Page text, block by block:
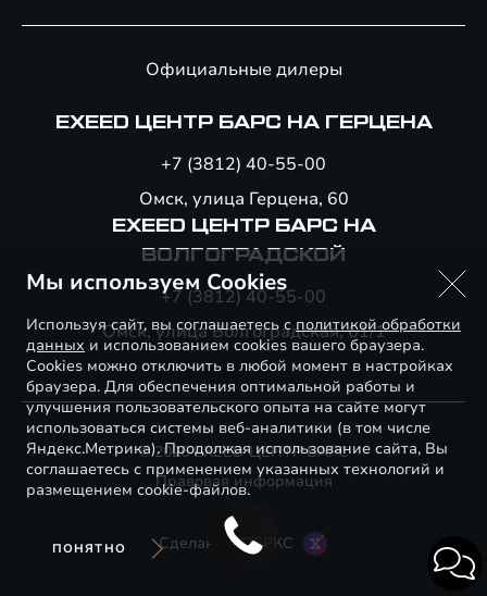
Официальные дилеры
EXEED ЦЕНТР БАРС НА ГЕРЦЕНА
+7 (3812) 40-55-00
Омск, улица Герцена, 60
EXEED ЦЕНТР БАРС НА
ВОЛГОГРАДСКОЙ
+7 (3812) 40-55-00
Омск, улица Волгоградская, 61/1
© 2026 EXEED ЦЕНТР БАРС
Правовая информация
Сделано в ПЕРКС
Мы используем Cookies
Используя сайт, вы соглашаетесь сполитикой обработки
данных и использованием cookies вашего браузера.
Cookies можно отключить в любой момент в настройках
браузера. Для обеспечения оптимальной работы и
улучшения пользовательского опыта на сайте могут
использоваться системы веб-аналитики (в том числе
Яндекс.Метрика). Продолжая использование сайта, Вы
соглашаетесь с применением указанных технологий и
размещением cookie-файлов.
ПОНЯТНО